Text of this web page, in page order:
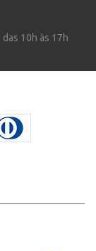
das 10h às 17h